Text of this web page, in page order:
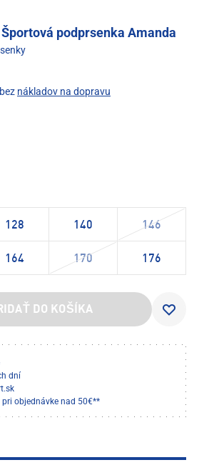
Športová podprsenka Amanda
nákladov na dopravu
128 140 146
164 170 176
DO KOŠÍKA
dní
pri objednávke nad 50€**